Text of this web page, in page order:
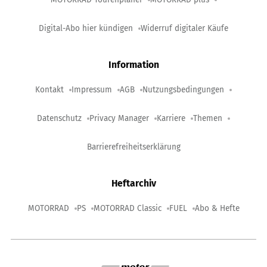
Digital-Abo hier kündigen Widerruf digitaler Käufe
Information
Kontakt Impressum AGB Nutzungsbedingungen
Datenschutz Privacy Manager Karriere Themen
Barrierefreiheitserklärung
Heftarchiv
MOTORRAD PS MOTORRAD Classic FUEL Abo & Hefte